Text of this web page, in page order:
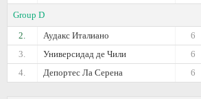
Group D
2.
Аудакс Италиано
6
3.
Универсидад де Чили
6
4.
Депортес Ла Серена 6